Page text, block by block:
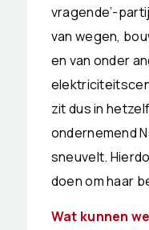
vragende’-
van wegen,
en van onder
zit dus in
ondernemend
sneuvelt.
doen om haar
Wat kunnen